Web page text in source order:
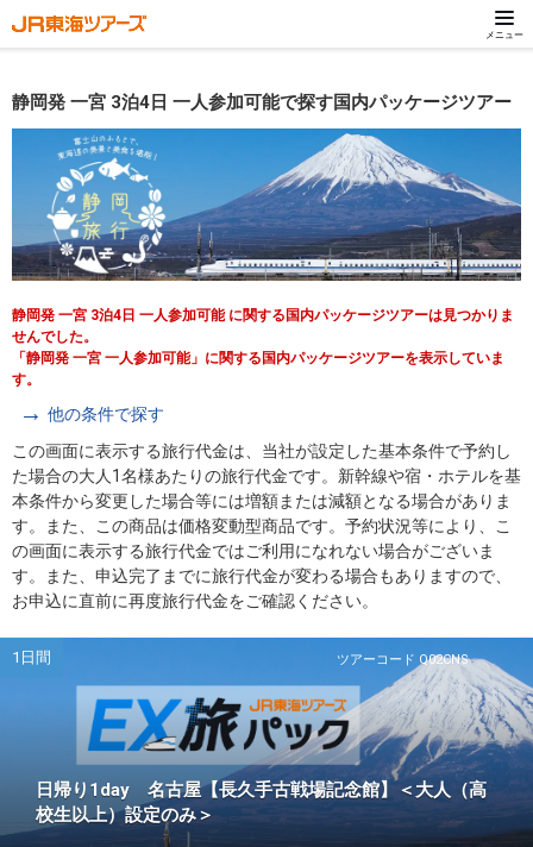
メニュー
静岡発 一宮 3泊4日 一人参加可能で探す国内パッケージツアー
静岡発 一宮 3泊4日 一人参加可能 に関する国内パッケージツアーは見つかりま
せんでした。
「静岡発 一宮 一人参加可能」に関する国内パッケージツアーを表示していま
す。
他の条件で探す
この画面に表示する旅行代金は、当社が設定した基本条件で予約し
た場合の大人1名様あたりの旅行代金です。新幹線や宿・ホテルを基
本条件から変更した場合等には増額または減額となる場合がありま
す。また、この商品は価格変動型商品です。予約状況等により、こ
の画面に表示する旅行代金ではご利用になれない場合がございま
す。また、申込完了までに旅行代金が変わる場合もありますので、
お申込に直前に再度旅行代金をご確認ください。
ツアーコード Q02CNS
1日間
日帰り1day 名古屋【長久手古戦場記念館】＜大人（高
校生以上）設定のみ＞